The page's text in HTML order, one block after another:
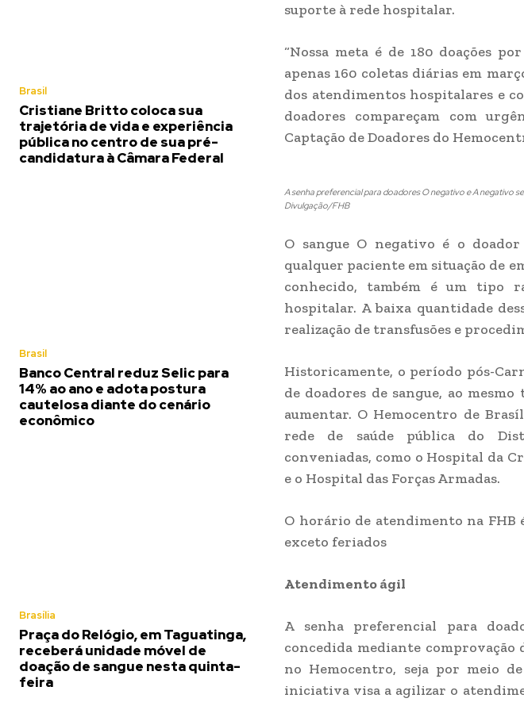
Brasil
Cristiane Britto coloca sua
trajetória de vida e experiência
pública no centro de sua pré-
candidatura à Câmara Federal
Brasil
Banco Central reduz Selic para
14% ao ano e adota postura
cautelosa diante do cenário
econômico
Brasília
Praça do Relógio, em Taguatinga,
receberá unidade móvel de
doação de sangue nesta quinta-
feira
suporte à rede hospitalar.
“Nossa meta é de 180 doações
apenas 160 coletas diárias em
dos atendimentos hospitalares e
doadores compareçam com
Captação de Doadores do
A senha preferencial para doadores O negativo e A negativo
Divulgação/FHB
O sangue O negativo é o
qualquer paciente em situação de
conhecido, também é um tipo
hospitalar. A baixa quantidade
realização de transfusões e
Historicamente, o período pós-
de doadores de sangue, ao
aumentar. O Hemocentro de
rede de saúde pública do
conveniadas, como o Hospital da
e o Hospital das Forças Armadas.
O horário de atendimento na FHB
exceto feriados
Atendimento ágil
A senha preferencial para
concedida mediante comprovação
no Hemocentro, seja por meio
iniciativa visa a agilizar o